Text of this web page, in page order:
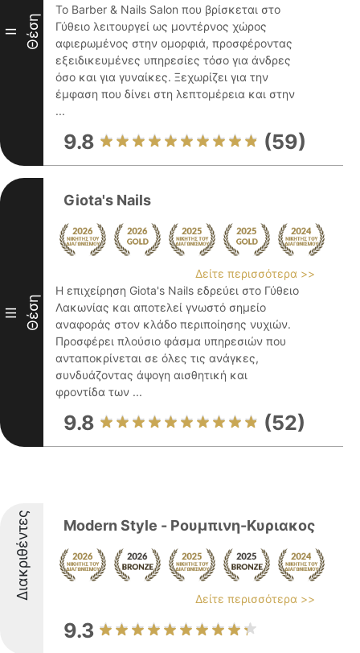
II Θέση
Το Barber & Nails Salon που βρίσκεται στο
Γύθειο λειτουργεί ως μοντέρνος χώρος
αφιερωμένος στην ομορφιά, προσφέροντας
εξειδικευμένες υπηρεσίες τόσο για άνδρες
όσο και για γυναίκες. Ξεχωρίζει για την
έμφαση που δίνει στη λεπτομέρεια και στην
...
9.8 (59)
III Θέση
Giota's Nails
Δείτε περισσότερα >>
Η επιχείρηση Giota's Nails εδρεύει στο Γύθειο
Λακωνίας και αποτελεί γνωστό σημείο
αναφοράς στον κλάδο περιποίησης νυχιών.
Προσφέρει πλούσιο φάσμα υπηρεσιών που
ανταποκρίνεται σε όλες τις ανάγκες,
συνδυάζοντας άψογη αισθητική και
φροντίδα των ...
9.8 (52)
Διακριθέντες Modern Style - Ρουμπινη-Κυριακος
Δείτε περισσότερα >>
9.3